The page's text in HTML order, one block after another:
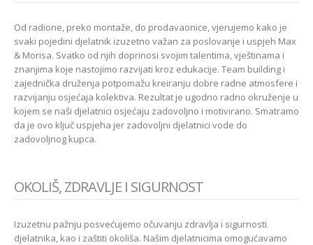
Od radione, preko montaže, do prodavaonice, vjerujemo kako je
svaki pojedini djelatnik izuzetno važan za poslovanje i uspjeh Max
& Morisa. Svatko od njih doprinosi svojim talentima, vještinama i
znanjima koje nastojimo razvijati kroz edukacije. Team building i
zajednička druženja potpomažu kreiranju dobre radne atmosfere i
razvijanju osjećaja kolektiva. Rezultat je ugodno radno okruženje u
kojem se naši djelatnici osjećaju zadovoljno i motivirano. Smatramo
da je ovo ključ uspjeha jer zadovoljni djelatnici vode do
zadovoljnog kupca.
OKOLIŠ, ZDRAVLJE I SIGURNOST
Izuzetnu pažnju posvećujemo očuvanju zdravlja i sigurnosti
djelatnika, kao i zaštiti okoliša. Našim djelatnicima omogućavamo